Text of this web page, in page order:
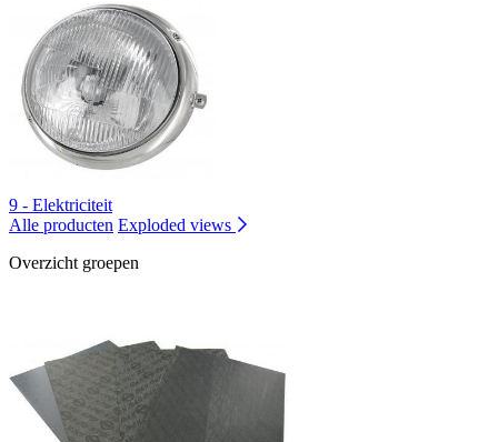
9 - Elektriciteit
Alle producten Exploded views
Overzicht groepen